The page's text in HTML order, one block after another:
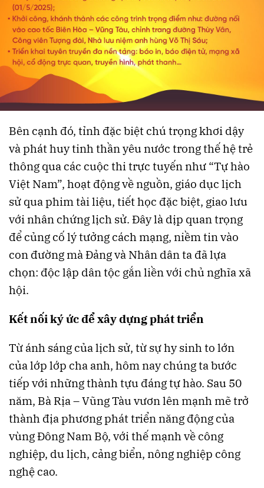
Bên cạnh đó, tỉnh đặc biệt chú trọng khơi dậy
và phát huy tinh thần yêu nước trong thế hệ trẻ
thông qua các cuộc thi trực tuyến như “Tự hào
Việt Nam”, hoạt động về nguồn, giáo dục lịch
sử qua phim tài liệu, tiết học đặc biệt, giao lưu
với nhân chứng lịch sử. Đây là dịp quan trọng
để củng cố lý tưởng cách mạng, niềm tin vào
con đường mà Đảng và Nhân dân ta đã lựa
chọn: độc lập dân tộc gắn liền với chủ nghĩa xã
hội.
Kết nối ký ức để xây dựng phát triển
Từ ánh sáng của lịch sử, từ sự hy sinh to lớn
của lớp lớp cha anh, hôm nay chúng ta bước
tiếp với những thành tựu đáng tự hào. Sau 50
năm, Bà Rịa – Vũng Tàu vươn lên mạnh mẽ trở
thành địa phương phát triển năng động của
vùng Đông Nam Bộ, với thế mạnh về công
nghiệp, du lịch, cảng biển, nông nghiệp công
nghệ cao.